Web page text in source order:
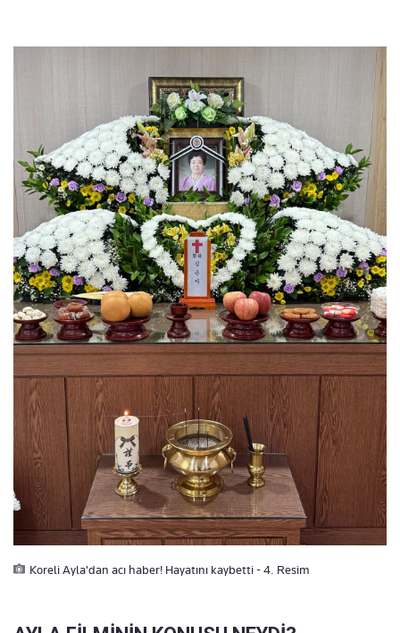
Koreli Ayla'dan acı haber! Hayatını kaybetti - 4. Resim